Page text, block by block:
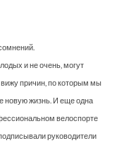
и не очень, могут
причин, по которым мы
новую жизнь. И еще одна
велоспорте
руководители